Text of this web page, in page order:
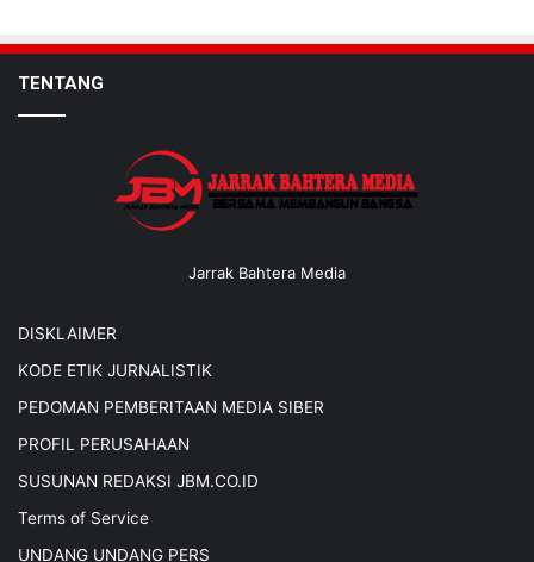
TENTANG
Jarrak Bahtera Media
DISKLAIMER
KODE ETIK JURNALISTIK
PEDOMAN PEMBERITAAN MEDIA SIBER
PROFIL PERUSAHAAN
SUSUNAN REDAKSI JBM.CO.ID
Terms of Service
UNDANG UNDANG PERS